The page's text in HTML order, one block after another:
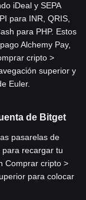
iDeal y SEPA
para INR, QRIS,
para PHP. Estos
Alchemy Pay,
cripto >
superior y
Euler.
de Bitget
pasarelas de
para recargar tu
Comprar cripto >
para colocar